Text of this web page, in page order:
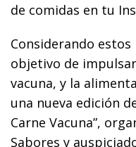
de comidas en tu
Considerando
objetivo de
vacuna, y la
una nueva edición
Carne Vacuna”,
Sabores y